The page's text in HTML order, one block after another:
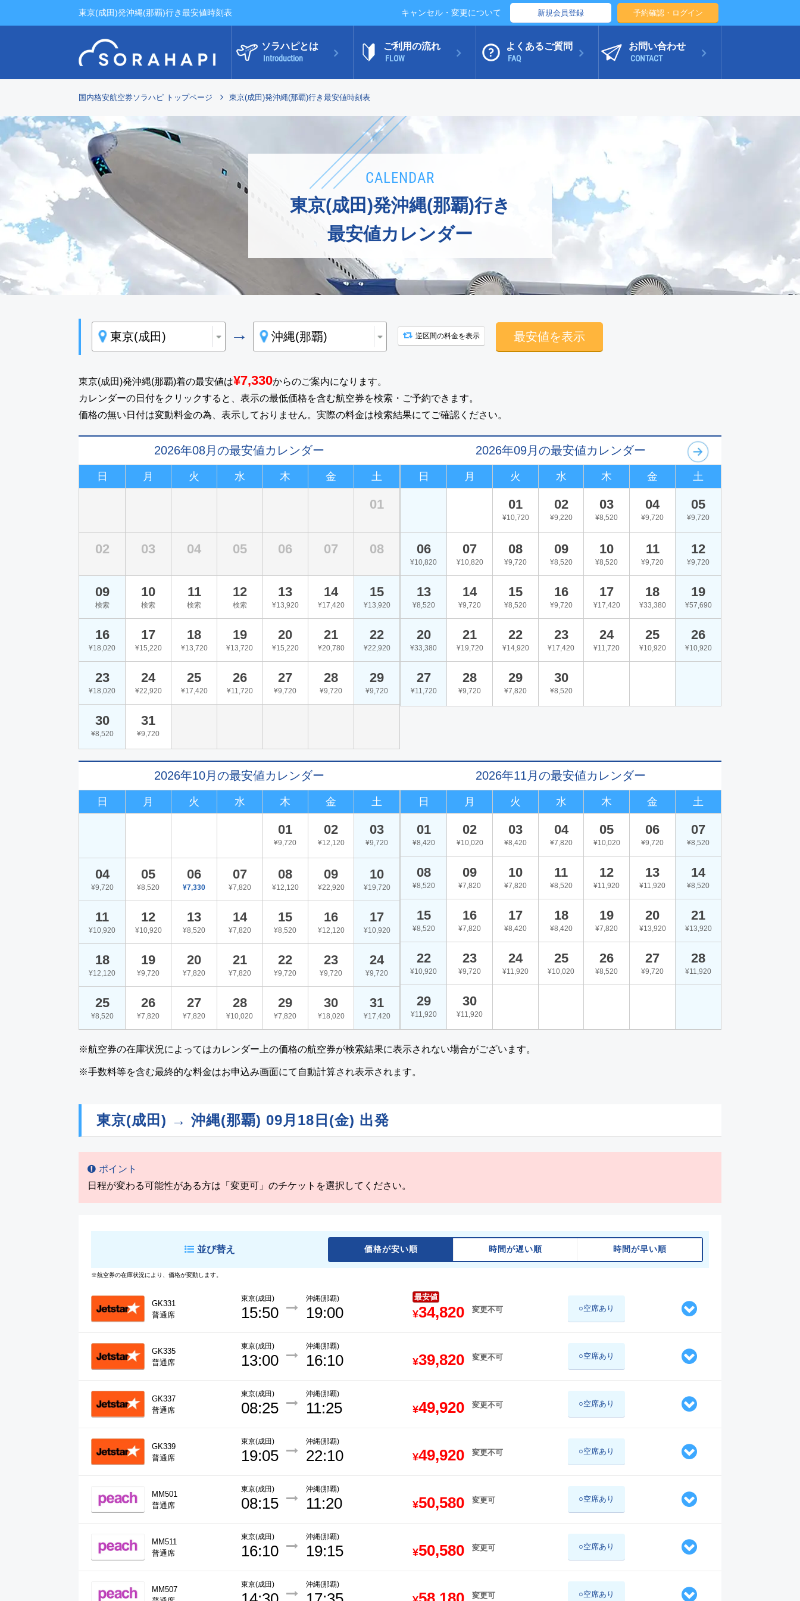
東京(成田)発沖縄(那覇)行き最安値時刻表 キャンセル・変更について 新規会員登録 予約確認・ログイン
ソラハピとは
Introduction
ご利用の流れ
FLOW
よくあるご質問
FAQ
お問い合わせ
CONTACT
国内格安航空券ソラハピ トップページ 東京(成田)発沖縄(那覇)行き最安値時刻表
CALENDAR
東京(成田)発沖縄(那覇)行き
最安値カレンダー
→ 逆区間の料金を表示 最安値を表示
東京(成田)発沖縄(那覇)着の最安値は¥7,330からのご案内になります。
カレンダーの日付をクリックすると、表示の最低価格を含む航空券を検索・ご予約できます。
価格の無い日付は変動料金の為、表示しておりません。実際の料金は検索結果にてご確認ください。
2026年08月の最安値カレンダー
日 月 火 水 木 金 土
01
02 03 04 05 06 07 08
09
検索
10
検索
11
検索
12
検索
13
¥13,920
14
¥17,420
15
¥13,920
16
¥18,020
17
¥15,220
18
¥13,720
19
¥13,720
20
¥15,220
21
¥20,780
22
¥22,920
23
¥18,020
24
¥22,920
25
¥17,420
26
¥11,720
27
¥9,720
28
¥9,720
29
¥9,720
30
¥8,520
31
¥9,720
2026年09月の最安値カレンダー
日 月 火 水 木 金 土
01
¥10,720
02
¥9,220
03
¥8,520
04
¥9,720
05
¥9,720
06
¥10,820
07
¥10,820
08
¥9,720
09
¥8,520
10
¥8,520
11
¥9,720
12
¥9,720
13
¥8,520
14
¥9,720
15
¥8,520
16
¥9,720
17
¥17,420
18
¥33,380
19
¥57,690
20
¥33,380
21
¥19,720
22
¥14,920
23
¥17,420
24
¥11,720
25
¥10,920
26
¥10,920
27
¥11,720
28
¥9,720
29
¥7,820
30
¥8,520
2026年10月の最安値カレンダー
日 月 火 水 木 金 土
01
¥9,720
02
¥12,120
03
¥9,720
04
¥9,720
05
¥8,520
06
¥7,330
07
¥7,820
08
¥12,120
09
¥22,920
10
¥19,720
11
¥10,920
12
¥10,920
13
¥8,520
14
¥7,820
15
¥8,520
16
¥12,120
17
¥10,920
18
¥12,120
19
¥9,720
20
¥7,820
21
¥7,820
22
¥9,720
23
¥9,720
24
¥9,720
25
¥8,520
26
¥7,820
27
¥7,820
28
¥10,020
29
¥7,820
30
¥18,020
31
¥17,420
2026年11月の最安値カレンダー
日 月 火 水 木 金 土
01
¥8,420
02
¥10,020
03
¥8,420
04
¥7,820
05
¥10,020
06
¥9,720
07
¥8,520
08
¥8,520
09
¥7,820
10
¥7,820
11
¥8,520
12
¥11,920
13
¥11,920
14
¥8,520
15
¥8,520
16
¥7,820
17
¥8,420
18
¥8,420
19
¥7,820
20
¥13,920
21
¥13,920
22
¥10,920
23
¥9,720
24
¥11,920
25
¥10,020
26
¥8,520
27
¥9,720
28
¥11,920
29
¥11,920
30
¥11,920
※航空券の在庫状況によってはカレンダー上の価格の航空券が検索結果に表示されない場合がございます。
※手数料等を含む最終的な料金はお申込み画面にて自動計算され表示されます。
東京(成田) → 沖縄(那覇) 09月18日(金) 出発
ポイント
日程が変わる可能性がある方は「変更可」のチケットを選択してください。
並び替え 価格が安い順 時間が遅い順 時間が早い順
※航空券の在庫状況により、価格が変動します。
GK331
普通席
東京(成田)
15:50
沖縄(那覇)
19:00 ¥34,820 変更不可
最安値
○空席あり
GK335
普通席
東京(成田)
13:00
沖縄(那覇)
16:10 ¥39,820 変更不可 ○空席あり
GK337
普通席
東京(成田)
08:25
沖縄(那覇)
11:25 ¥49,920 変更不可 ○空席あり
GK339
普通席
東京(成田)
19:05
沖縄(那覇)
22:10 ¥49,920 変更不可 ○空席あり
MM501
普通席
東京(成田)
08:15
沖縄(那覇)
11:20 ¥50,580 変更可 ○空席あり
MM511
普通席
東京(成田)
16:10
沖縄(那覇)
19:15 ¥50,580 変更可 ○空席あり
MM507
東京(成田) 沖縄(那覇)
変更可 ○空席あり